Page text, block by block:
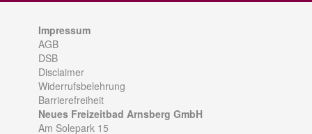
Impressum
AGB
DSB
Disclaimer
Widerrufsbelehrung
Barrierefreiheit
Neues Freizeitbad Arnsberg GmbH
Am Solepark 15